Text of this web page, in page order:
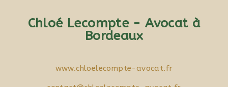
Chloé Lecompte - Avocat à
Bordeaux
www.chloelecompte-avocat.fr